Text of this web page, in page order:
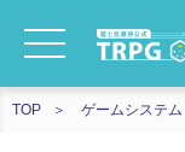
TOP ゲームシステム